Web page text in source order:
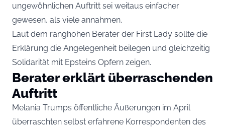
ungewöhnlichen Auftritt sei weitaus einfacher
gewesen, als viele annahmen.
Laut dem ranghohen Berater der First Lady sollte die
Erklärung die Angelegenheit beilegen und gleichzeitig
Solidarität mit Epsteins Opfern zeigen.
Berater erklärt überraschenden
Auftritt
Melania Trumps öffentliche Äußerungen im April
überraschten selbst erfahrene Korrespondenten des